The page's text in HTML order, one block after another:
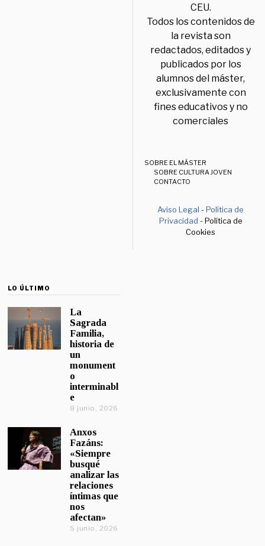
CEU.
Todos los contenidos de
la revista son
redactados, editados y
publicados por los
alumnos del máster,
exclusivamente con
fines educativos y no
comerciales
SOBRE EL MÁSTER
SOBRE CULTURA JOVEN
CONTACTO
Aviso Legal -Política de
Privacidad - Política de
Cookies
LO ÚLTIMO
La
Sagrada
Familia,
historia de
un
monument
o
interminabl
e
8 junio, 2026
Anxos
Fazáns:
«Siempre
busqué
analizar las
relaciones
íntimas que
nos
afectan»
5 junio, 2026